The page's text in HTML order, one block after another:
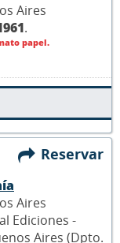
Aires
.
papel.
Reservar
Aires
Ediciones -
Aires (Dpto.